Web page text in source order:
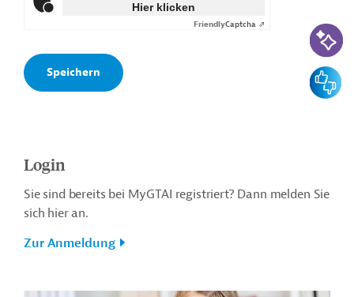
Hier klicken
FriendlyCaptcha ⇗
Login
Sie sind bereits bei MyGTAI registriert? Dann melden Sie
sich hier an.
Zur Anmeldung
KI-